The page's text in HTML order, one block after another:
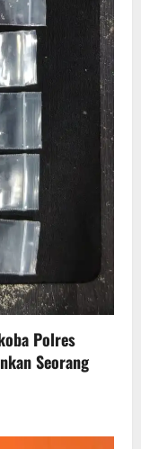
Polres
Seorang